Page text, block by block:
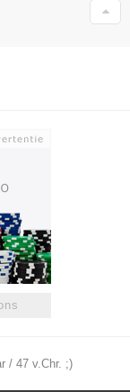
/ 47 v.Chr. ;)